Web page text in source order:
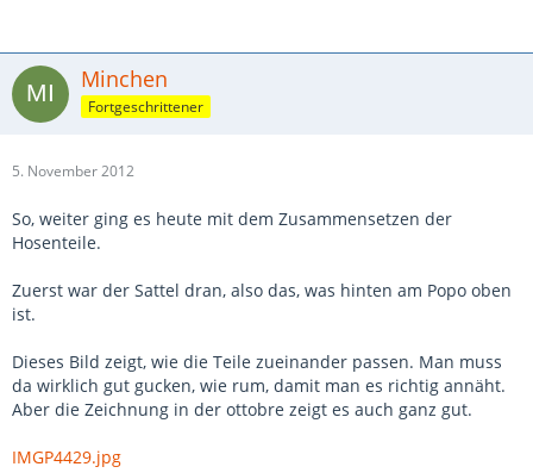
Minchen
Fortgeschrittener
5. November 2012
So, weiter ging es heute mit dem Zusammensetzen der
Hosenteile.
Zuerst war der Sattel dran, also das, was hinten am Popo oben
ist.
Dieses Bild zeigt, wie die Teile zueinander passen. Man muss
da wirklich gut gucken, wie rum, damit man es richtig annäht.
Aber die Zeichnung in der ottobre zeigt es auch ganz gut.
IMGP4429.jpg